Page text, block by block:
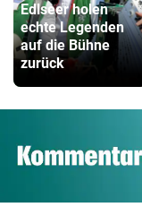
Edlseer holen
echte Legenden
auf die Bühne
zurück